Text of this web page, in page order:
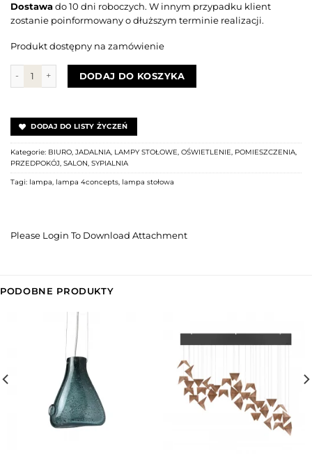
Dostawado 10 dni roboczych. W innym przypadku klient
zostanie poinformowany o dłuższym terminie realizacji.
Produkt dostępny na zamówienie
ilość Lampa Santana IceDODAJ DO KOSZYKA
DODAJ DO LISTY ŻYCZEŃ
Kategorie: BIURO, JADALNIA, LAMPY STOŁOWE, OŚWIETLENIE, POMIESZCZENIA,
PRZEDPOKÓJ, SALON, SYPIALNIA
Tagi: lampa, lampa 4concepts, lampa stołowa
Please Login To Download Attachment
PODOBNE PRODUKTY